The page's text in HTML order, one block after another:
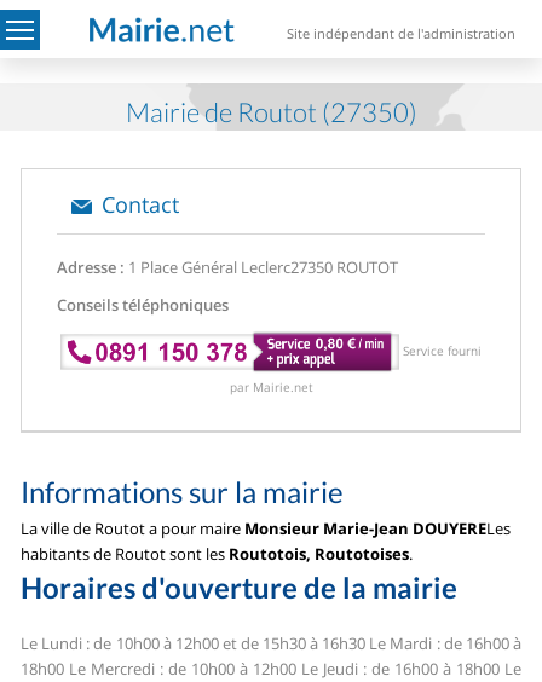
Site indépendant de l'administration
Mairie de Routot (27350)
Contact
Adresse : 1 Place Général Leclerc27350 ROUTOT
Conseils téléphoniques
Service fourni
par Mairie.net
Informations sur la mairie
La ville de Routot a pour maire Monsieur Marie-Jean DOUYERELes
habitants de Routot sont les Routotois, Routotoises.
Horaires d'ouverture de la mairie
Le Lundi : de 10h00 à 12h00 et de 15h30 à 16h30 Le Mardi : de 16h00 à
18h00 Le Mercredi : de 10h00 à 12h00 Le Jeudi : de 16h00 à 18h00Le